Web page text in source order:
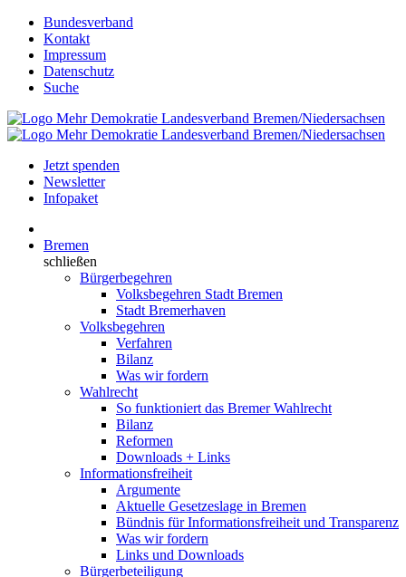
Bundesverband
Kontakt
Impressum
Datenschutz
Suche
Jetzt spenden
Newsletter
Infopaket
Bremen
schließen
Bürgerbegehren
Volksbegehren Stadt Bremen
Stadt Bremerhaven
Volksbegehren
Verfahren
Bilanz
Was wir fordern
Wahlrecht
So funktioniert das Bremer Wahlrecht
Bilanz
Reformen
Downloads + Links
Informationsfreiheit
Argumente
Aktuelle Gesetzeslage in Bremen
Bündnis für Informationsfreiheit und Transparenz
Was wir fordern
Links und Downloads
Bürgerbeteiligung